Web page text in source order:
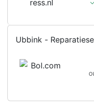
Ubbink -